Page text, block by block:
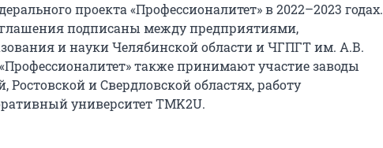
проекта «Профессионалитет» в 2022–2023 годах.
подписаны между предприятиями,
и науки Челябинской области и ЧГПГТ им. А.В.
также принимают участие заводы
Ростовской и Свердловской областях, работу
университет TMK2U.